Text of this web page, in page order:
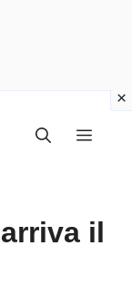
Menu
il